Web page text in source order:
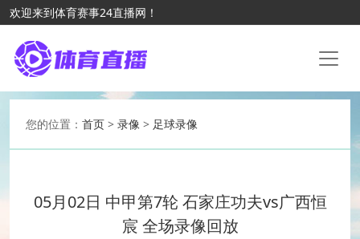
欢迎来到体育赛事24直播网！
您的位置： 首页 > 录像 > 足球录像
05月02日 中甲第7轮 石家庄功夫vs广西恒
宸 全场录像回放